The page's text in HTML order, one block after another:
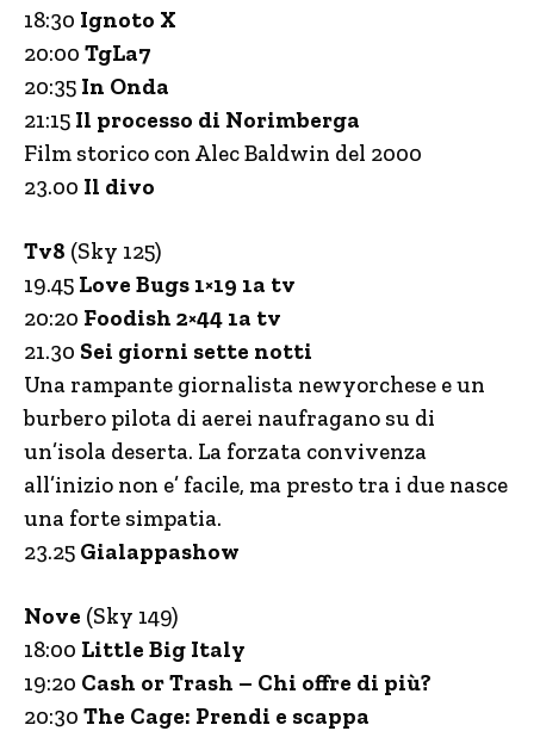
18:30 Ignoto X
20:00 TgLa7
20:35 In Onda
21:15 Il processo di Norimberga
Film storico con Alec Baldwin del 2000
23.00 Il divo
Tv8 (Sky 125)
19.45 Love Bugs 1×19 1a tv
20:20 Foodish 2×44 1a tv
21.30 Sei giorni sette notti
Una rampante giornalista newyorchese e un
burbero pilota di aerei naufragano su di
un’isola deserta. La forzata convivenza
all’inizio non e’ facile, ma presto tra i due nasce
una forte simpatia.
23.25 Gialappashow
Nove (Sky 149)
18:00 Little Big Italy
19:20 Cash or Trash – Chi offre di più?
20:30 The Cage: Prendi e scappa